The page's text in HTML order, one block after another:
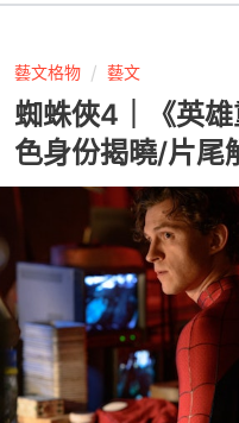
藝文格物 藝文
蜘蛛俠4｜《英
色身份揭曉/片尾